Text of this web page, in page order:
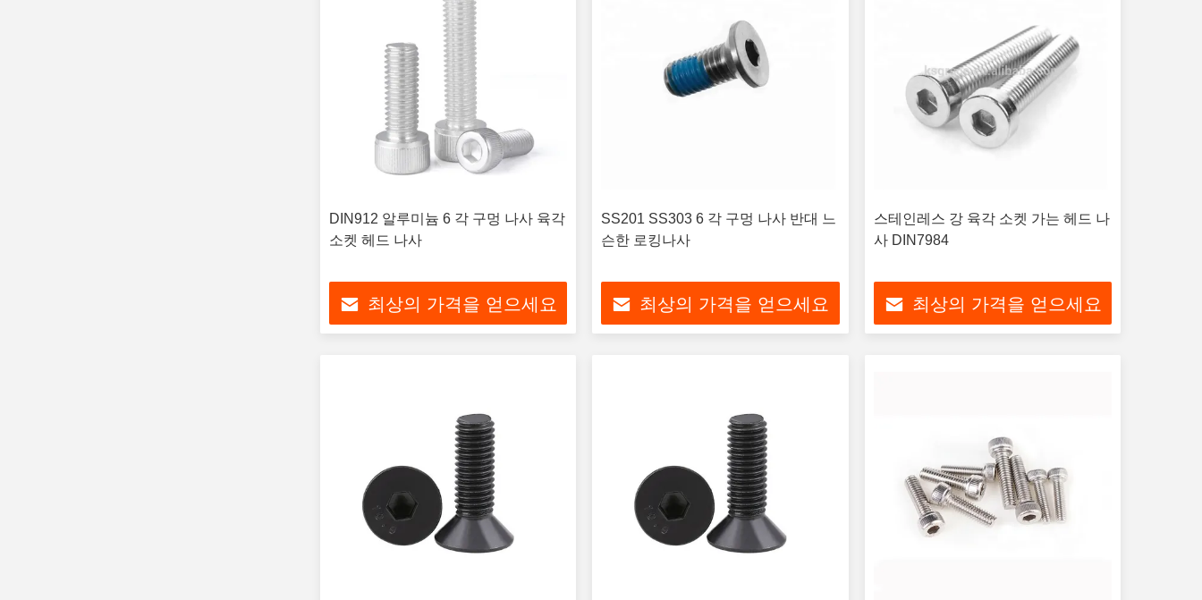
DIN912 알루미늄 6 각 구멍 나사 육각
소켓 헤드 나사
최상의 가격을 얻으세요
SS201 SS303 6 각 구멍 나사 반대 느
슨한 로킹나사
최상의 가격을 얻으세요
스테인레스 강 육각 소켓 가는 헤드 나
사 DIN7984
최상의 가격을 얻으세요